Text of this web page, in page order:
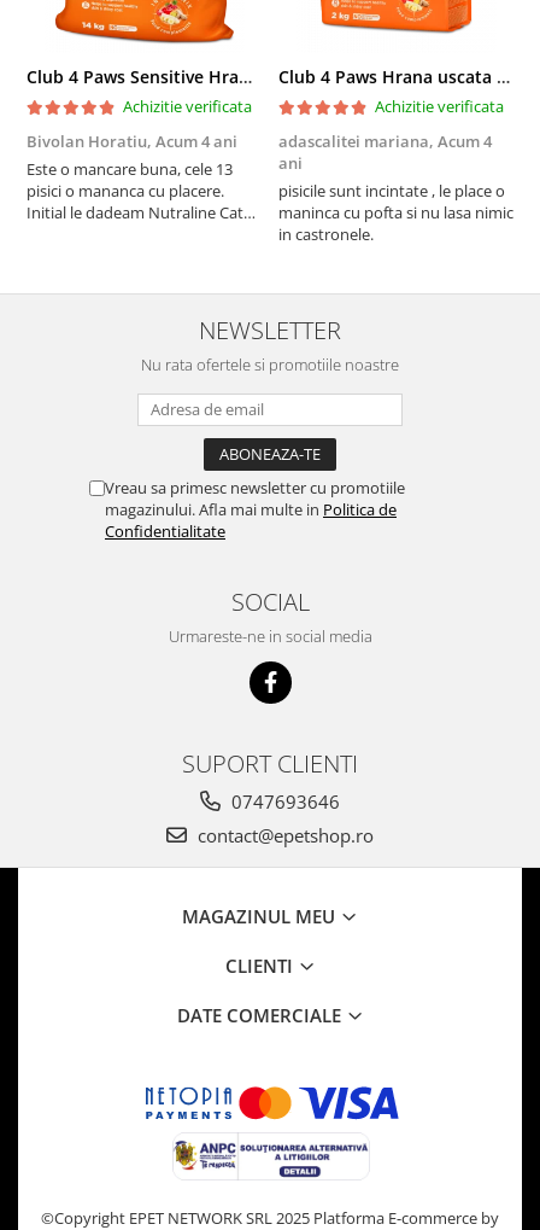
Club 4 Paws Sensitive Hrana uscata pisici adulte, 14kg
Achizitie verificata
Bivolan Horatiu, Acum 4 ani
Este o mancare buna, cele 13
pisici o mananca cu placere.
Initial le dadeam Nutraline Cat
nu o mananca cu placere. Eu
sunt multumit si voi continua cu
Club 4 Paws Hrana uscata pisici sterilizate, 2kg
Achizitie verificata
adascalitei mariana, Acum 4
ani
pisicile sunt incintate , le place o
maninca cu pofta si nu lasa nimic
in castronele.
NEWSLETTER
Nu rata ofertele si promotiile noastre
Vreau sa primesc newsletter cu promotiile
magazinului. Afla mai multe in Politica de
Confidentialitate
SOCIAL
Urmareste-ne in social media
SUPORT CLIENTI
0747693646
contact@epetshop.ro
MAGAZINUL MEU
CLIENTI
DATE COMERCIALE
©Copyright EPET NETWORK SRL 2025 Platforma E-commerce by